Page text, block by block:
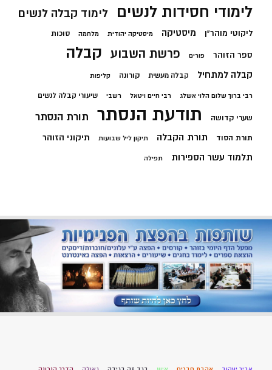
לימודי חסידות לנשים לימוד קבלה לנשים
ליקוטי מוהר"ן מיסטיקה מיסטיקה יהודית מלחמה סוכות
ספר הזוהר פורים פרשת השבוע קבלה
קבלה למתחיל קבלה מעשית קורונה קליפות
רבי ברוך שלום הלוי אשלג רבי חיים ויטאל רשבי שיעורי קבלה לנשים
שערי קדושה תודעת הנסתר תורת הנסתר
תורת הסוד תורת הקבלה תיקון ליל שבועות תיקוני הזוהר
תלמוד עשר הספירות תפילה